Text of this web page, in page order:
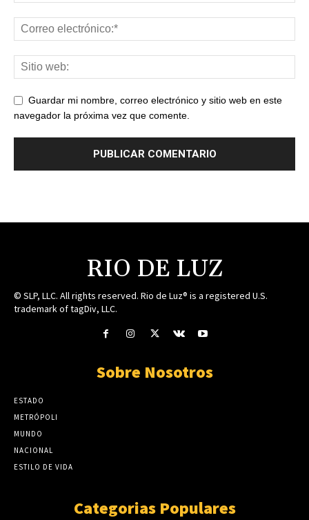
Guardar mi nombre, correo electrónico y sitio web en este
navegador la próxima vez que comente.
RIO DE LUZ
© SLP, LLC. All rights reserved. Rio de Luz® is a registered U.S.
trademark of tagDiv, LLC.
Sobre Nosotros
ESTADO
METRÓPOLI
MUNDO
NACIONAL
ESTILO DE VIDA
Categorias Populares